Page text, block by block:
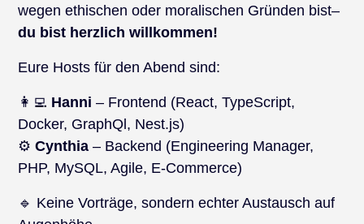
wegen ethischen oder moralischen Gründen bist–
du bist herzlich willkommen!
Eure Hosts für den Abend sind:
👩‍💻 Hanni – Frontend (React, TypeScript,
Docker, GraphQl, Nest.js)
⚙️Cynthia – Backend (Engineering Manager,
PHP, MySQL, Agile, E-Commerce)
🔹 Keine Vorträge, sondern echter Austausch auf